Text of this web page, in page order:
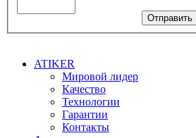
Отправить
ATIKER
Мировой лидер
Качество
Технологии
Гарантии
Контакты